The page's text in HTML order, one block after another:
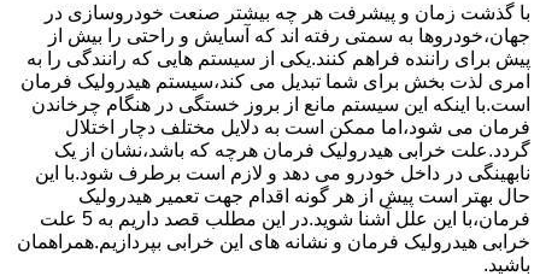
با گذشت زمان و پیشرفت هر چه بیشتر صنعت خودروسازی در
جهان،خودروها به سمتی رفته اند که آسایش و راحتی را بیش از
پیش برای راننده فراهم کنند.یکی از سیستم هایی که رانندگی را به
امری لذت بخش برای شما تبدیل می کند،سیستم هیدرولیک فرمان
است.با اینکه این سیستم مانع از بروز خستگی در هنگام چرخاندن
فرمان می شود،اما ممکن است به دلایل مختلف دچار اختلال
گردد.علت خرابی هیدرولیک فرمان هرچه که باشد،نشان از یک
نابهینگی در داخل خودرو می دهد و لازم است برطرف شود.با این
حال بهتر است پیش از هر گونه اقدام جهت تعمیر هیدرولیک
فرمان،با این علل آشنا شوید.در این مطلب قصد داریم به 5 علت
خرابی هیدرولیک فرمان و نشانه های این خرابی بپردازیم.همراهمان
باشید.